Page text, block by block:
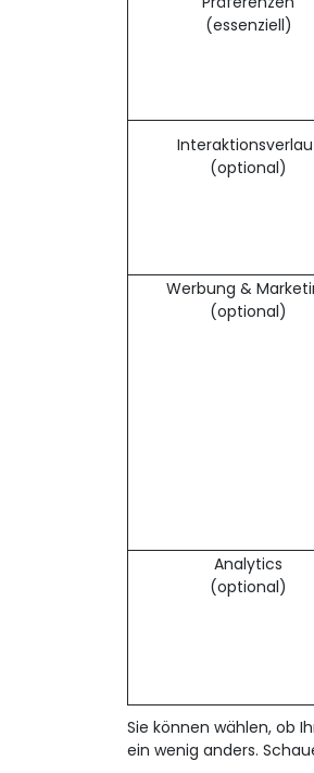
(essenziell)
(optional)
Werbung &
(optional)
Analytics
(optional)
Sie können wählen, ob
ein wenig anders.